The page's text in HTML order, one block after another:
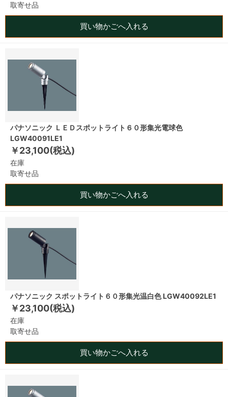
取寄せ品
買い物かごへ入れる
パナソニック ＬＥＤスポットライト６０形集光電球色
LGW40091LE1
￥23,100(税込)
在庫
取寄せ品
買い物かごへ入れる
パナソニック スポットライト６０形集光温白色 LGW40092LE1
￥23,100(税込)
在庫
取寄せ品
買い物かごへ入れる